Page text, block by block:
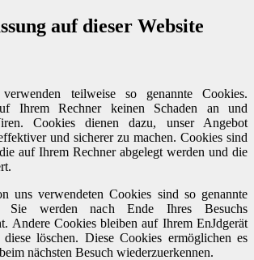
auf dieser Website
teilweise so genannte Cookies.
Ihrem Rechner keinen Schaden an und
Cookies dienen dazu, unser Angebot
und sicherer zu machen. Cookies sind
auf Ihrem Rechner abgelegt werden und die
uns verwendeten Cookies sind so genannte
Sie werden nach Ende Ihres Besuchs
Andere Cookies bleiben auf Ihrem EnJdgerät
löschen. Diese Cookies ermöglichen es
nächsten Besuch wiederzuerkennen.